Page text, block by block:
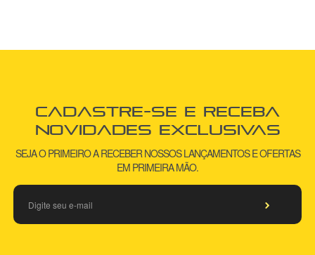
Cadastre-se e receba
novidades exclusivas
SEJA O PRIMEIRO A RECEBER NOSSOS LANÇAMENTOS E OFERTAS
EM PRIMEIRA MÃO.